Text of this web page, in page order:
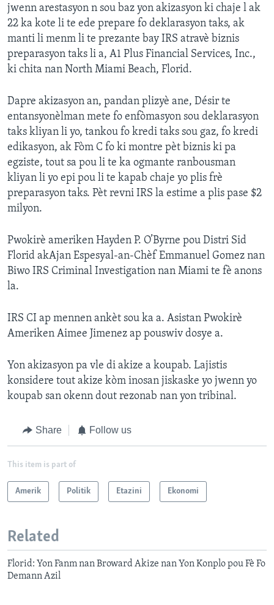
jwenn arestasyon n sou baz yon akizasyon ki chaje l ak
22 ka kote li te ede prepare fo deklarasyon taks, ak
manti li menm li te prezante bay IRS atravè biznis
preparasyon taks li a, A1 Plus Financial Services, Inc.,
ki chita nan North Miami Beach, Florid.
Dapre akizasyon an, pandan plizyè ane, Désir te
entansyonèlman mete fo enfòmasyon sou deklarasyon
taks kliyan li yo, tankou fo kredi taks sou gaz, fo kredi
edikasyon, ak Fòm C fo ki montre pèt biznis ki pa
egziste, tout sa pou li te ka ogmante ranbousman
kliyan li yo epi pou li te kapab chaje yo plis frè
preparasyon taks. Pèt revni IRS la estime a plis pase $2
milyon.
Pwokirè ameriken Hayden P. O’Byrne pou Distri Sid
Florid akAjan Espesyal-an-Chèf Emmanuel Gomez nan
Biwo IRS Criminal Investigation nan Miami te fè anons
la.
IRS CI ap mennen ankèt sou ka a. Asistan Pwokirè
Ameriken Aimee Jimenez ap pouswiv dosye a.
Yon akizasyon pa vle di akize a koupab. Lajistis
konsidere tout akize kòm inosan jiskaske yo jwenn yo
koupab san okenn dout rezonab nan yon tribinal.
Share Follow us
This item is part of
Amerik Politik Etazini Ekonomi
Related
Florid: Yon Fanm nan Broward Akize nan Yon Konplo pou Fè Fo
Demann Azil